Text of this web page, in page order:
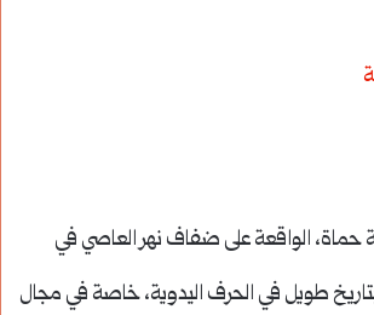
حماة، الواقعة على ضفاف نهر العاصي في
طويل في الحرف اليدوية، خاصة في مجال